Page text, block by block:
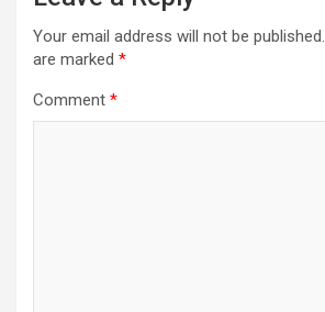
Your email address will not be published.
are marked *
Comment *